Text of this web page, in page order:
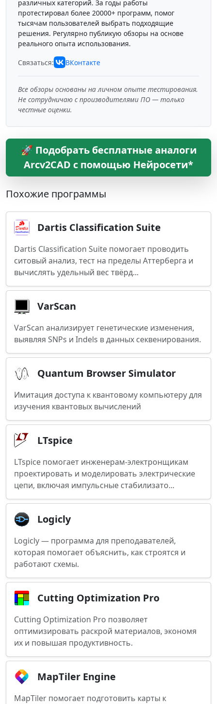
различных категорий. За годы работы
протестировал более 20000+ программ, помог
тысячам пользователей выбрать подходящие
решения. Регулярно публикую обзоры на основе
реального опыта использования.
Связаться: ВКонтакте
Все обзоры основаны на личном опыте тестирования.
Не сотрудничаю с производителями ПО — только
честные оценки.
🚀 Подобрать бесплатные аналоги
Arcv2CAD с помощью Нейросети*
Похожие программы
Dartis Classification Suite
Dartis Classification Suite помогает проводить
ситовый анализ, тест на пределы Аттерберга и
вычислять удельный вес твёрд...
VarScan
VarScan анализирует генетические изменения,
выявляя SNPs и Indels в данных секвенирования.
Quantum Browser Simulator
Имитация доступа к квантовому компьютеру для
изучения квантовых вычислений
LTspice
LTspice помогает инженерам-электронщикам
проектировать и моделировать электрические
цепи, включая импульсные стабилизато...
Logicly
Logicly — программа для преподавателей,
которая помогает объяснить, как строятся и
работают схемы.
Cutting Optimization Pro
Cutting Optimization Pro позволяет
оптимизировать раскрой материалов, экономя
их и повышая продуктивность.
MapTiler Engine
MapTiler помогает подготовить карты к